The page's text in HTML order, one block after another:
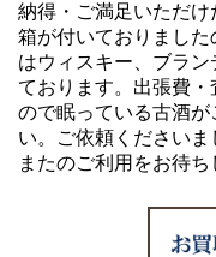
納得・ご満足いただ
箱が付いておりまし
はウィスキー、ブラ
ております。出張費
ので眠っている古酒
い。ご依頼くださいま
またのご利用をお待ち